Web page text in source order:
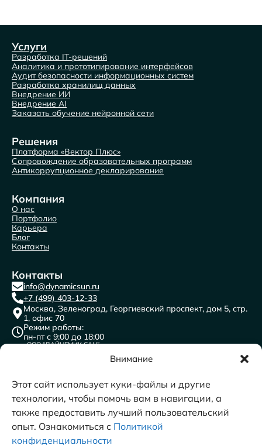
Внимание
Этот сайт использует куки-файлы и другие
технологии, чтобы помочь вам в навигации, а
также предоставить лучший пользовательский
опыт. Ознакомиться с Политикой
конфиденциальности
Услуги
Разработка IT-решений
Аналитика и прототипирование интерфейсов
Аудит безопасности информационных систем
Разработка хранилищ данных
Внедрение ИИ
Внедрение AI
Заказать обучение нейронной сети
Решения
Платформа «Вектор Плюс»
Сопровождение образовательных программ
Антикоррупционное декларирование
Компания
О нас
Портфолио
Карьера
Блог
Контакты
Контакты
info@dynamicsun.ru
+7 (499) 403-12-33
Москва, Зеленоград, Георгиевский проспект, дом 5, стр.
1, офис 70
Режим работы:
пн-пт с 9:00 до 18:00
ООО “ДАЙНЕМИК САН”
другие сопутствующие услуги​